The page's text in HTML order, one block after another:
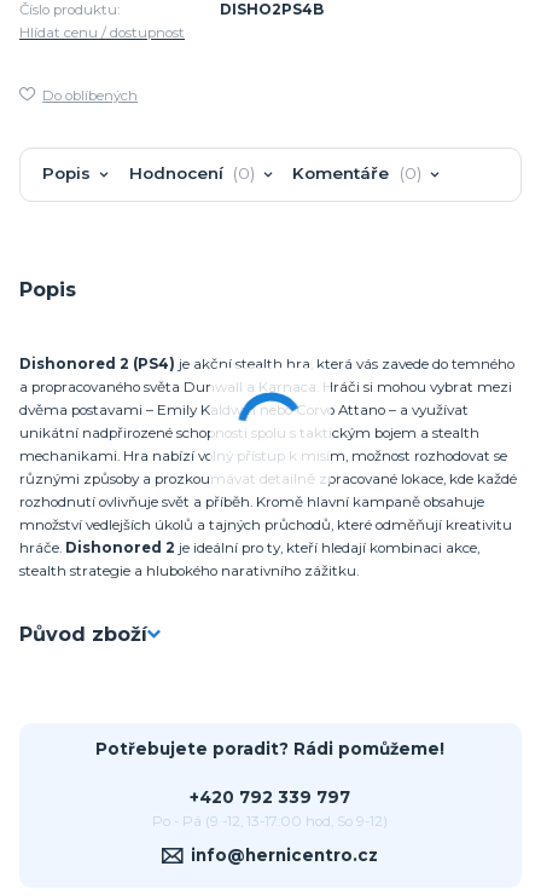
Číslo produktu:
DISHO2PS4B
Hlídat cenu / dostupnost
Do oblíbených
Popis Hodnocení 0 Komentáře 0
Popis
Dishonored 2 (PS4) je akční stealth hra, která vás zavede do temného
a propracovaného světa Dunwall a Karnaca. Hráči si mohou vybrat mezi
dvěma postavami – Emily Kaldwin nebo Corvo Attano – a využívat
unikátní nadpřirozené schopnosti spolu s taktickým bojem a stealth
mechanikami. Hra nabízí volný přístup k misím, možnost rozhodovat se
různými způsoby a prozkoumávat detailně zpracované lokace, kde každé
rozhodnutí ovlivňuje svět a příběh. Kromě hlavní kampaně obsahuje
množství vedlejších úkolů a tajných průchodů, které odměňují kreativitu
hráče. Dishonored 2 je ideální pro ty, kteří hledají kombinaci akce,
stealth strategie a hlubokého narativního zážitku.
Původ zboží
Potřebujete poradit? Rádi pomůžeme!
+420 792 339 797
Po - Pá (9 -12, 13-17:00 hod, So 9-12)
info@hernicentro.cz